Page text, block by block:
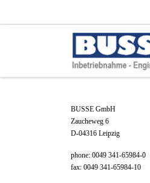
BUSSE GmbH
Zaucheweg 6
D-04316 Leipzig
phone: 0049 341-65984-0
fax: 0049 341-65984-10